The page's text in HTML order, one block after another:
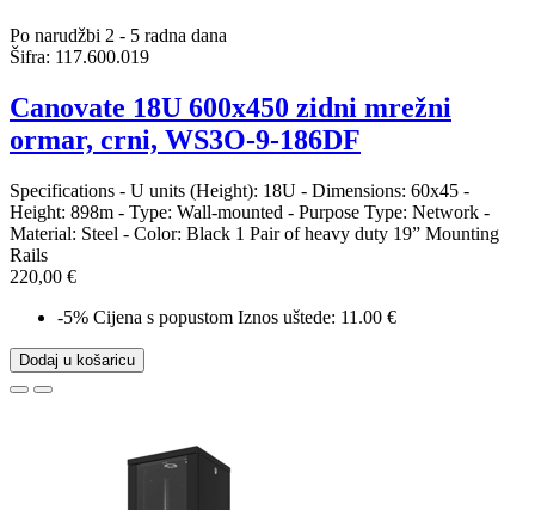
Po narudžbi 2 - 5 radna dana
Šifra: 117.600.019
Canovate 18U 600x450 zidni mrežni
ormar, crni, WS3O-9-186DF
Specifications - U units (Height): 18U - Dimensions: 60x45 -
Height: 898m - Type: Wall-mounted - Purpose Type: Network -
Material: Steel - Color: Black 1 Pair of heavy duty 19” Mounting
Rails
220,00 €
-5% Cijena s popustom Iznos uštede: 11.00 €
Dodaj u košaricu